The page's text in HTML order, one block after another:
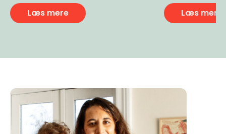
Læs mere
snacks
Læs mere